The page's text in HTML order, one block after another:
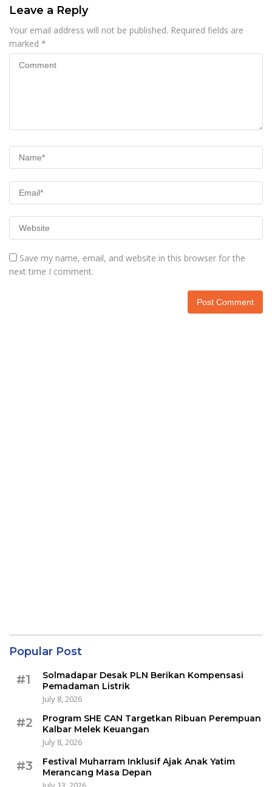
Leave a Reply
Your email address will not be published. Required fields are
marked *
Save my name, email, and website in this browser for the
next time I comment.
Popular Post
#1
Solmadapar Desak PLN Berikan Kompensasi
Pemadaman Listrik
July 8, 2026
#2
Program SHE CAN Targetkan Ribuan Perempuan
Kalbar Melek Keuangan
July 8, 2026
#3
Festival Muharram Inklusif Ajak Anak Yatim
Merancang Masa Depan